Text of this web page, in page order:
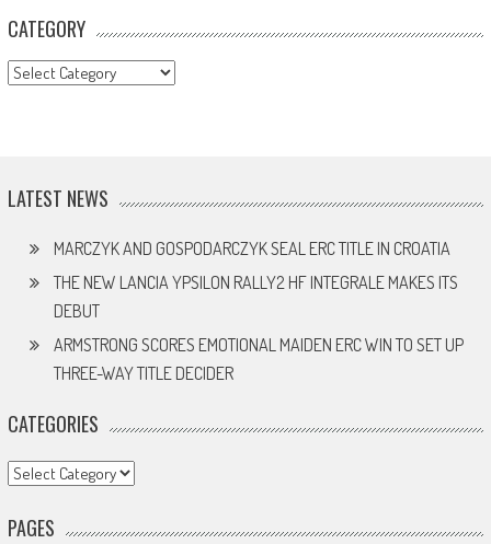
CATEGORY
CATEGORY
LATEST NEWS
MARCZYK AND GOSPODARCZYK SEAL ERC TITLE IN CROATIA
THE NEW LANCIA YPSILON RALLY2 HF INTEGRALE MAKES ITS
DEBUT
ARMSTRONG SCORES EMOTIONAL MAIDEN ERC WIN TO SET UP
THREE-WAY TITLE DECIDER
CATEGORIES
Categories
PAGES